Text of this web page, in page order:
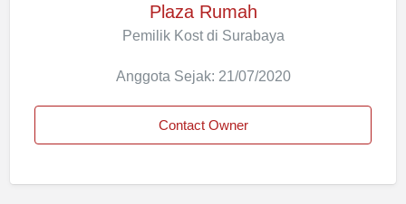
Plaza Rumah
Pemilik Kost di Surabaya
Anggota Sejak: 21/07/2020
Contact Owner